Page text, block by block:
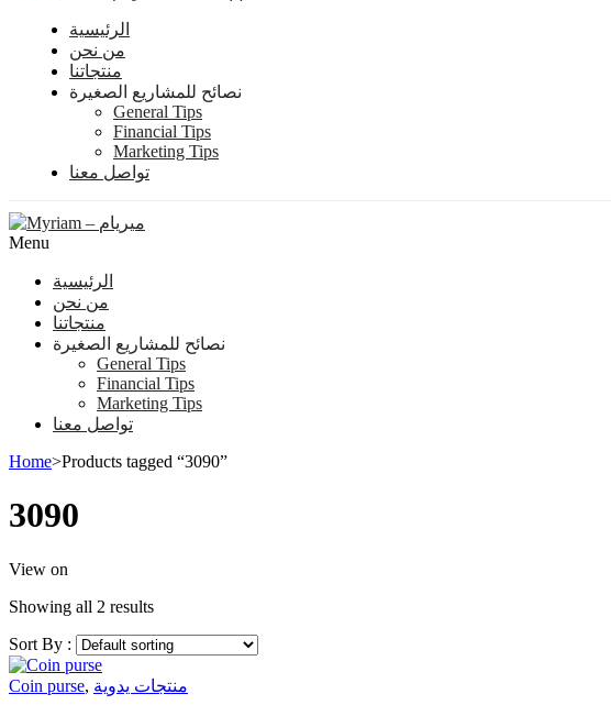
الرئيسية
من نحن
منتجاتنا
نصائح للمشاريع الصغيرة
General Tips
Financial Tips
Marketing Tips
تواصل معنا
Menu
الرئيسية
من نحن
منتجاتنا
نصائح للمشاريع الصغيرة
General Tips
Financial Tips
Marketing Tips
تواصل معنا
Home>Products tagged “3090”
3090
View on
Showing all 2 results
Sort By :
Coin purse, منتجات يدوية